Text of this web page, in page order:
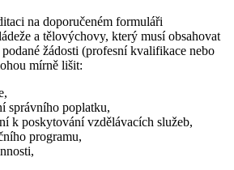
na doporučeném formuláři
a tělovýchovy, který musí obsahovat
žádosti (profesní kvalifikace nebo
mírně lišit:
správního poplatku,
k poskytování vzdělávacích služeb,
programu,